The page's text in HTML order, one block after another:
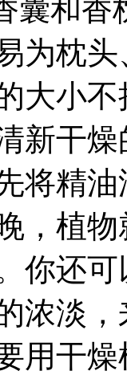
囊和
为枕
大小
新干
将精
，植
你还
浓淡
用干